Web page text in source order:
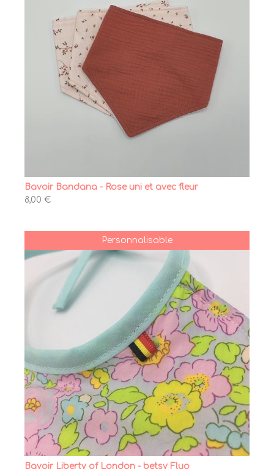
Bavoir Bandana - Rose uni et avec fleur
8,00 €
Personnalisable
Bavoir Liberty of London - betsy Fluo